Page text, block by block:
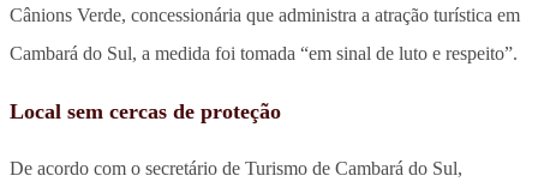
Cânions Verde, concessionária que administra a atração turística em
Cambará do Sul, a medida foi tomada “em sinal de luto e respeito”.
Local sem cercas de proteção
De acordo com o secretário de Turismo de Cambará do Sul,